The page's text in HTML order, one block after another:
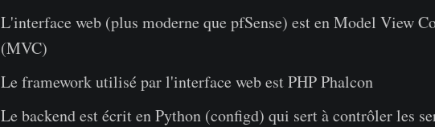
L'interface web (plus moderne que pfSense) est en Model View
(MVC)
Le framework utilisé par l'interface web est PHP Phalcon
Le backend est écrit en Python (configd) qui sert à contrôler les